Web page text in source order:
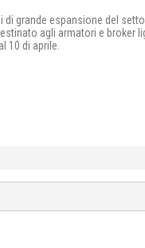
di grande espansione del
agli armatori e broker
10 di aprile.